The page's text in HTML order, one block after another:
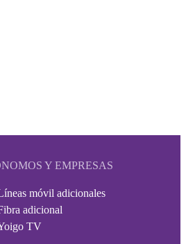
Y EMPRESAS
móvil adicionales
adicional
TV